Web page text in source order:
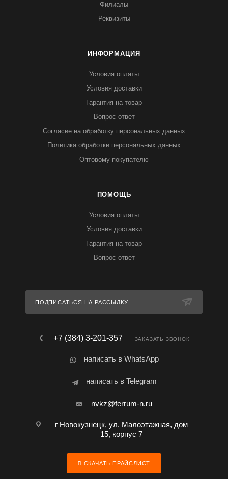
Филиалы
Реквизиты
ИНФОРМАЦИЯ
Условия оплаты
Условия доставки
Гарантия на товар
Вопрос-ответ
Согласие на обработку персональных данных
Политика обработки персональных данных
Оптовому покупателю
ПОМОЩЬ
Условия оплаты
Условия доставки
Гарантия на товар
Вопрос-ответ
ПОДПИСАТЬСЯ НА РАССЫЛКУ
+7 (384) 3-201-357 ЗАКАЗАТЬ ЗВОНОК
написать в WhatsApp
написать в Telegram
nvkz@ferrum-n.ru
г Новокузнецк, ул. Малоэтажная, дом
15, корпус 7
СКАЧАТЬ ПРАЙСЛИСТ